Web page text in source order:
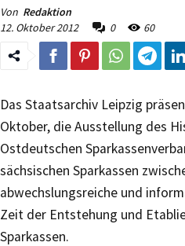
Von Redaktion
12. Oktober 2012
0 60
Das Staatsarchiv Leipzig
Oktober, die Ausstellung des
Ostdeutschen
sächsischen Sparkassen
abwechslungsreiche und
Zeit der Entstehung und
Sparkassen.